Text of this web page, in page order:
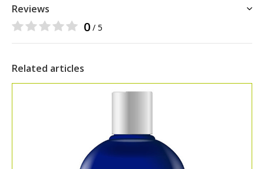
Reviews
0 / 5
Related articles